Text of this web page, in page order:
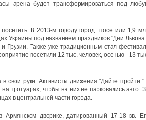
арена будет трансформироваться под
В 2013-м городу город посетили 1,9
Украины под названием праздников "Дни Львова
Грузии. Также уже традиционным стал
посетили 12 тыс. человек, осенью - 13
свои руки. Активисты движения "Дайте пройти "
тротуарах, чтобы на них не парковались авто.
в центральной части города.
дворике, датированный 17-18 вв.